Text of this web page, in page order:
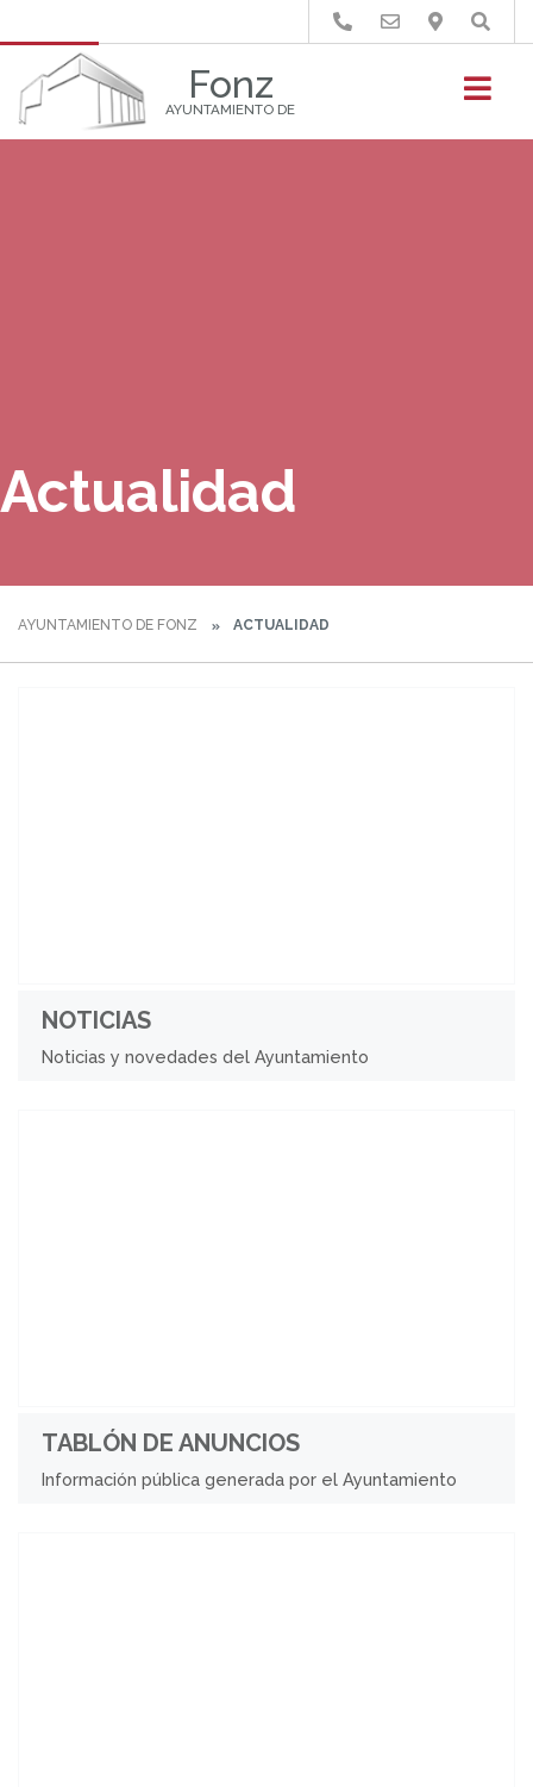
Fonz
AYUNTAMIENTO DE
Buscar
Actualidad
AYUNTAMIENTO DE FONZ ACTUALIDAD
NOTICIAS
Noticias y novedades del Ayuntamiento
TABLÓN DE ANUNCIOS
Información pública generada por el Ayuntamiento